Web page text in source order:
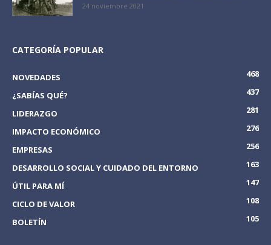
24 noviembre 2021
CATEGORÍA POPULAR
NOVEDADES
468
¿SABÍAS QUÉ?
437
LIDERAZGO
281
IMPACTO ECONÓMICO
276
EMPRESAS
256
DESARROLLO SOCIAL Y CUIDADO DEL ENTORNO
163
ÚTIL PARA MÍ
147
CICLO DE VALOR
108
BOLETÍN
105